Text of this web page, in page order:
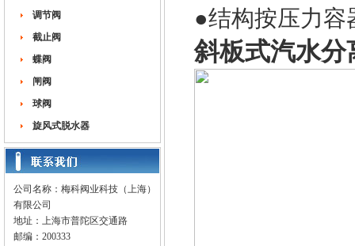
调节阀
截止阀
蝶阀
闸阀
球阀
旋风式脱水器
公司名称：梅科阀业科技（上海）
有限公司
地址：上海市普陀区交通路
邮编：200333
●结构按压力容
斜板式汽水分